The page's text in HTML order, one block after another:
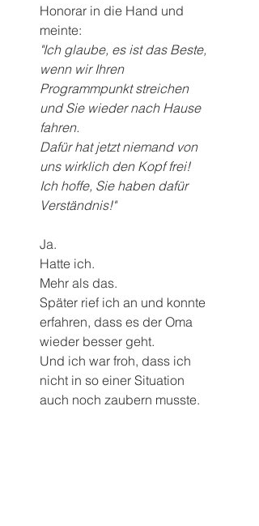
Honorar in die Hand und
meinte:
"Ich glaube, es ist das Beste,
wenn wir Ihren
Programmpunkt streichen
und Sie wieder nach Hause
fahren.
Dafür hat jetzt niemand von
uns wirklich den Kopf frei!
Ich hoffe, Sie haben dafür
Verständnis!"
Ja.
Hatte ich.
Mehr als das.
Später rief ich an und konnte
erfahren, dass es der Oma
wieder besser geht.
Und ich war froh, dass ich
nicht in so einer Situation
auch noch zaubern musste.